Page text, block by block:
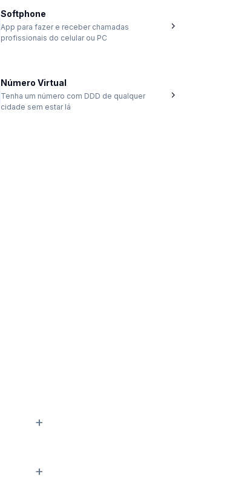
Softphone
App para fazer e receber chamadas
profissionais do celular ou PC
Número Virtual
Tenha um número com DDD de qualquer
cidade sem estar lá